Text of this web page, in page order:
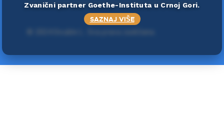
Zvanični partner Goethe-Instituta u Crnoj Gori.
SAZNAJ VIŠE